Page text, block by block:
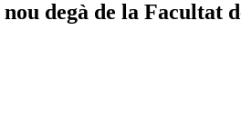
degà de la Facultat